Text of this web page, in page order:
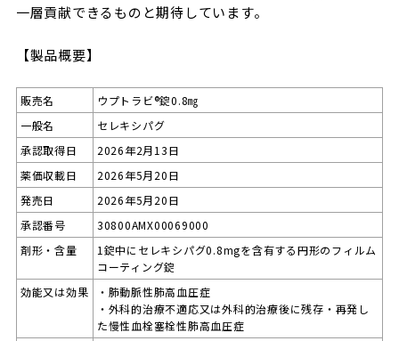
一層貢献できるものと期待しています。
【製品概要】
販売名
ウプトラビ®錠0.8㎎
一般名
セレキシパグ
承認取得日
2026年2月13日
薬価収載日
2026年5月20日
発売日
2026年5月20日
承認番号
30800AMX00069000
剤形・含量
1錠中にセレキシパグ0.8mgを含有する円形のフィルム
コーティング錠
効能又は効果
・肺動脈性肺高血圧症
・外科的治療不適応又は外科的治療後に残存・再発し
た慢性血栓塞栓性肺高血圧症